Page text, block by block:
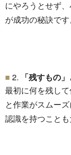
にやろうとせず、
が成功の秘訣です
2.
「残すもの
最初に何を残して
と作業がスムーズ
認識を持つことも